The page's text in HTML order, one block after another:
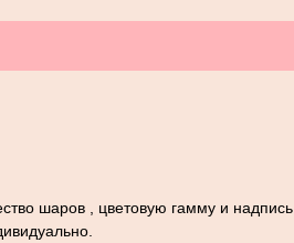
шаров , цветовую гамму и надпись